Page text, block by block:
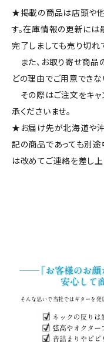
★掲載の商品は店頭や他
す。在庫情報の更新には
完了しましても売り切れ
また、お取り寄せ商品
どの理由でご用意できな
その際はご注文をキャ
承くださいませ。
★お届け先が北海道や沖
記の商品であっても別
は改めてご連絡を差し上